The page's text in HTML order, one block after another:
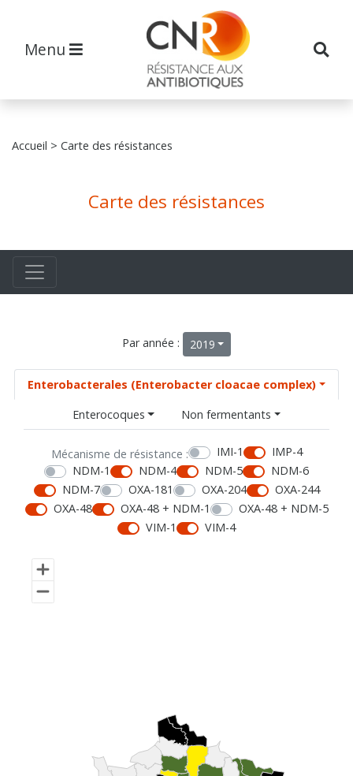
Menu
Accueil > Carte des résistances
Carte des résistances
Par année : 2019
Enterobacterales (Enterobacter cloacae complex)
Enterocoques
Non fermentants
Mécanisme de résistance : IMI-1
IMP-4
NDM-1
NDM-4 NDM-5
NDM-6
NDM-7
OXA-181 OXA-204
OXA-244
OXA-48
OXA-48 + NDM-1
OXA-48 + NDM-5
VIM-1
VIM-4